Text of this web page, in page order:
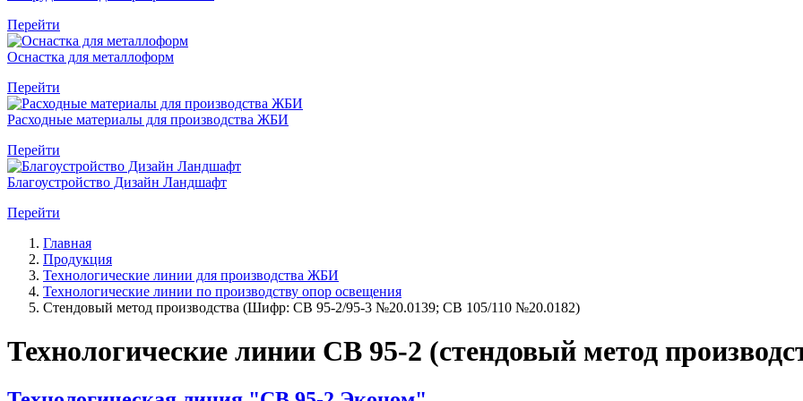
Перейти
Оснастка для металлоформ
Перейти
Расходные материалы для производства ЖБИ
Перейти
Благоустройство Дизайн Ландшафт
Перейти
Главная
Продукция
Технологические линии для производства ЖБИ
Технологические линии по производству опор освещения
Стендовый метод производства (Шифр: СВ 95-2/95-3 №20.0139; СВ 105/110 №20.0182)
Технологические линии СВ 95-2 (стендовый метод